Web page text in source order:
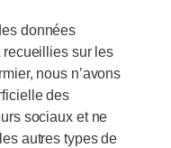
données
sur les
nous n’avons
des
sociaux et ne
autres types de